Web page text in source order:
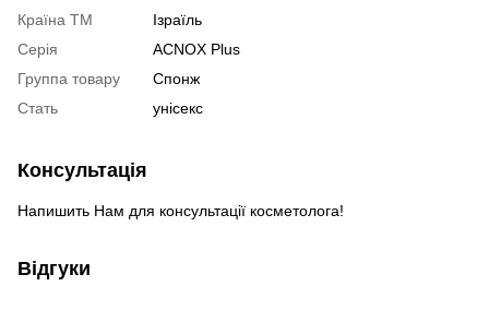
Країна ТМ
Ізраїль
Серія
ACNOX Plus
Группа товару
Спонж
Cтать
унісекс
Консультація
Напишить Нам для консультації косметолога!
Відгуки